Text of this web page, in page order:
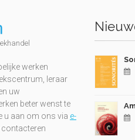
werken
leraar
uw
beter wenst te
u aan om ons via e-
contacteren